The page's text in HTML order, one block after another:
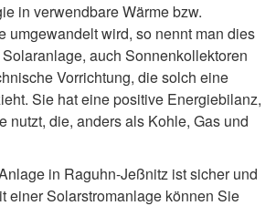
in verwendbare Wärme bzw.
umgewandelt wird, so nennt man dies
auch Sonnenkollektoren
Vorrichtung, die solch eine
Sie hat eine positive Energiebilanz,
nutzt, die, anders als Kohle, Gas und
in Raguhn-Jeßnitz ist sicher und
einer Solarstromanlage können Sie